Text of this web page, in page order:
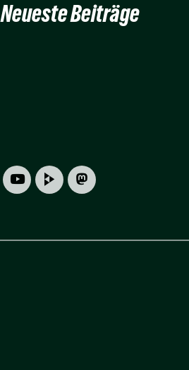
Neueste Beiträge